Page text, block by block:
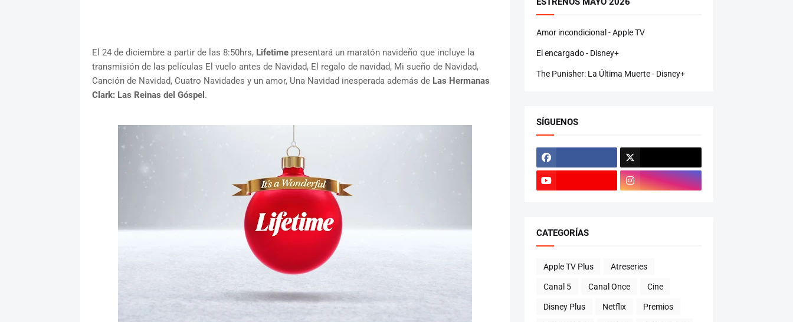
El 24 de diciembre a partir de las 8:50hrs, Lifetimepresentará un maratón navideño que incluye la
transmisión de las películas El vuelo antes de Navidad, El regalo de navidad, Mi sueño de Navidad,
Canción de Navidad, Cuatro Navidades y un amor, Una Navidad inesperada además de Las Hermanas
Clark: Las Reinas del Góspel .
Amor incondicional - Apple TV
El encargado - Disney+
The Punisher: La Última Muerte - Disney+
SÍGUENOS
CATEGORÍAS
Apple TV Plus Atreseries
Canal 5 Canal Once Cine
Disney Plus Netflix Premios